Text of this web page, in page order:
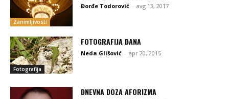
Zanimljivosti
Đorđe Todorović - avg 13, 2017
Fotografija
FOTOGRAFIJA DANA
Neda Glišović - apr 20, 2015
DNEVNA DOZA AFORIZMA